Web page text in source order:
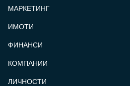
МАРКЕТИНГ
ИМОТИ
ФИНАНСИ
КОМПАНИИ
ЛИЧНОСТИ